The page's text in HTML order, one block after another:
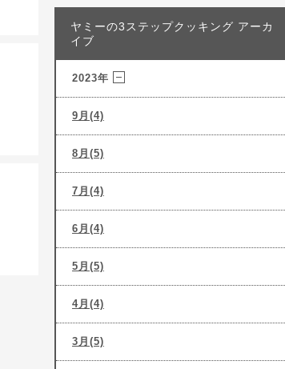
ヤミーの3ステップクッキング アーカ
イブ
2023年
9月(4)
8月(5)
7月(4)
6月(4)
5月(5)
4月(4)
3月(5)